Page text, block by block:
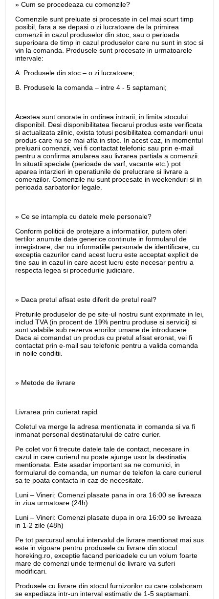
» Cum se procedeaza cu comenzile?
Comenzile sunt preluate si procesate in cel mai scurt timp
posibil, fara a se depasi o zi lucratoare de la primirea
comenzii in cazul produselor din stoc, sau o perioada
superioara de timp in cazul produselor care nu sunt in stoc si
vin la comanda. Produsele sunt procesate in urmatoarele
intervale:
A. Produsele din stoc – o zi lucratoare;
B. Produsele la comanda – intre 4 - 5 saptamani;
Acestea sunt onorate in ordinea intrarii, in limita stocului
disponibil. Desi disponibilitatea fiecarui produs este verificata
si actualizata zilnic, exista totusi posibilitatea comandarii unui
produs care nu se mai afla in stoc. In acest caz, in momentul
preluarii comenzii, vei fi contactat telefonic sau prin e-mail
pentru a confirma anularea sau livrarea partiala a comenzii.
In situatii speciale (perioade de varf, vacante etc.) pot
aparea intarzieri in operatiunile de prelucrare si livrare a
comenzilor. Comenzile nu sunt procesate in weekenduri si in
perioada sarbatorilor legale.
» Ce se intampla cu datele mele personale?
Conform politicii de protejare a informatiilor, putem oferi
tertilor anumite date generice continute in formularul de
inregistrare, dar nu informatiile personale de identificare, cu
exceptia cazurilor cand acest lucru este acceptat explicit de
tine sau in cazul in care acest lucru este necesar pentru a
respecta legea si procedurile judiciare.
» Daca pretul afisat este diferit de pretul real?
Preturile produselor de pe site-ul nostru sunt exprimate in lei,
includ TVA (in procent de 19% pentru produse si servicii) si
sunt valabile sub rezerva erorilor umane de introducere.
Daca ai comandat un produs cu pretul afisat eronat, vei fi
contactat prin e-mail sau telefonic pentru a valida comanda
in noile conditii.
» Metode de livrare
Livrarea prin curierat rapid
Coletul va merge la adresa mentionata in comanda si va fi
inmanat personal destinatarului de catre curier.
Pe colet vor fi trecute datele tale de contact, necesare in
cazul in care curierul nu poate ajunge usor la destinatia
mentionata. Este asadar important sa ne comunici, in
formularul de comanda, un numar de telefon la care curierul
sa te poata contacta in caz de necesitate.
Luni – Vineri: Comenzi plasate pana in ora 16:00 se livreaza
in ziua urmatoare (24h)
Luni – Vineri: Comenzi plasate dupa in ora 16:00 se livreaza
in 1-2 zile (48h)
Pe tot parcursul anului intervalul de livrare mentionat mai sus
este in vigoare pentru produsele cu livrare din stocul
horeking.ro, exceptie facand perioadele cu un volum foarte
mare de comenzi unde termenul de livrare va suferi
modificari.
Produsele cu livrare din stocul furnizorilor cu care colaboram
se expediaza intr-un interval estimativ de 1-5 saptamani.